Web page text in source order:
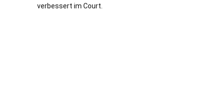
verbessert im Court.